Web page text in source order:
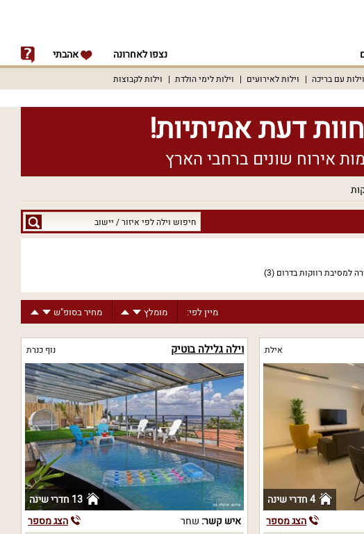
נצפו לאחרונה אהבתי
וילות עם בריכה וילות לאירועים וילות לימי הולדת וילות לקבוצות
חיפוש
וילה
יישוב
למסיבת רווקות בדרום (3)
מיין לפי: מומלץ מחיר בסופ"ש
אילת
4 חדרי שינה
הצג מספר
וילה גלילה בוטיק נוף כנרת
13 חדרי שינה
איש קשר: שחר הצג מספר